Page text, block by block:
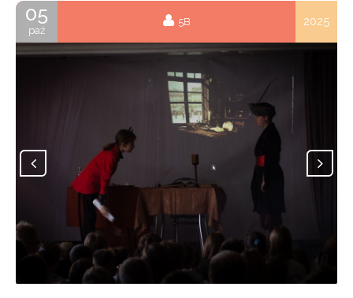
05
paź
5B 2025